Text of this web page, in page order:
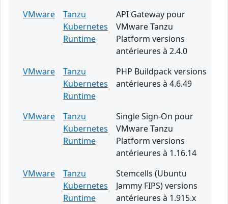
VMware
Tanzu
Kubernetes
Runtime
API Gateway pour
VMware Tanzu
Platform versions
antérieures à 2.4.0
VMware
Tanzu
Kubernetes
Runtime
PHP Buildpack versions
antérieures à 4.6.49
VMware
Tanzu
Kubernetes
Runtime
Single Sign-On pour
VMware Tanzu
Platform versions
antérieures à 1.16.14
VMware
Tanzu
Kubernetes
Runtime
Stemcells (Ubuntu
Jammy FIPS) versions
antérieures à 1.915.x